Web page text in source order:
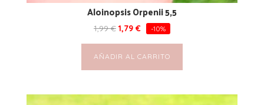
Aloinopsis Orpenii 5,5
1,99€ 1,79 € -10%
AÑADIR AL CARRITO